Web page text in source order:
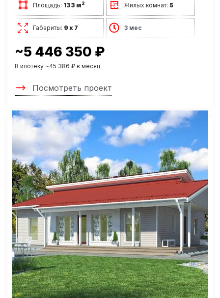
Площадь: 133 м2 Жилых комнат:5
Габариты: 9 х 7 3 мес
~5 446 350 ₽
В ипотеку ~45 386 ₽ в месяц
Посмотреть проект